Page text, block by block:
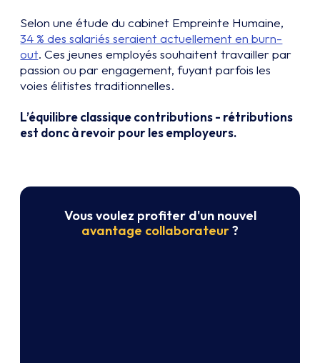
Selon une étude du cabinet Empreinte Humaine,
34 % des salariés seraient actuellement en burn-
out. Ces jeunes employés souhaitent travailler par
passion ou par engagement, fuyant parfois les
voies élitistes traditionnelles.
L’équilibre classique contributions - rétributions
est donc à revoir pour les employeurs.
Vous voulez profiter d'un nouvel
avantage collaborateur?